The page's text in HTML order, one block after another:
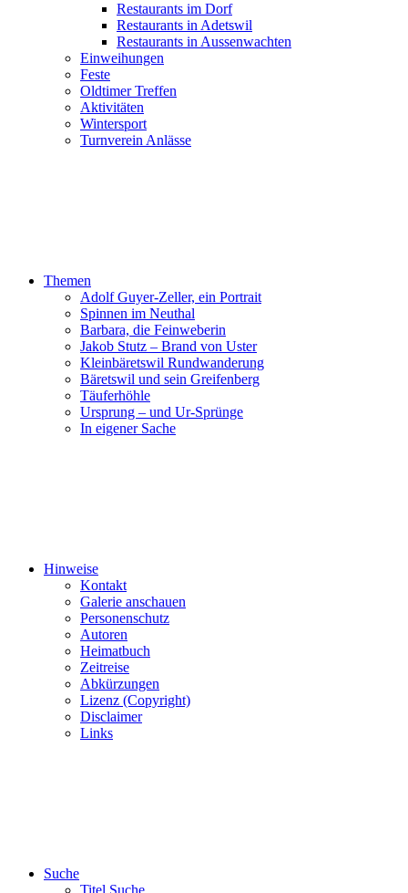
Restaurants im Dorf
Restaurants in Adetswil
Restaurants in Aussenwachten
Einweihungen
Feste
Oldtimer Treffen
Aktivitäten
Wintersport
Turnverein Anlässe
Themen
Adolf Guyer-Zeller, ein Portrait
Spinnen im Neuthal
Barbara, die Feinweberin
Jakob Stutz – Brand von Uster
Kleinbäretswil Rundwanderung
Bäretswil und sein Greifenberg
Täuferhöhle
Ursprung – und Ur-Sprünge
In eigener Sache
Hinweise
Kontakt
Galerie anschauen
Personenschutz
Autoren
Heimatbuch
Zeitreise
Abkürzungen
Lizenz (Copyright)
Disclaimer
Links
Suche
Titel Suche